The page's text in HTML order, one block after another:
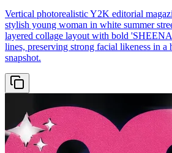
Vertical photorealistic Y2K editorial
stylish young woman in white summer
layered collage layout with bold
lines, preserving strong facial likeness in
snapshot.